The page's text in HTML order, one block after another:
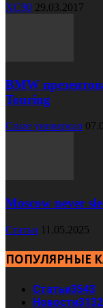
XC90 29.03.2017
BMW
Touring
Cruze универсал
Moscow never
Статьи 11.05.2025
ПОПУЛЯРНЫЕ
Статьи3543
Новости3132